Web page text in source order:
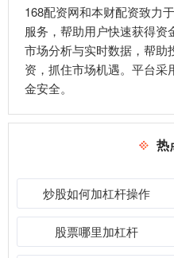
168配资网和本财配资致力
服务，帮助用户快速获得
市场分析与实时数据，帮助
资，抓住市场机遇。平台采
金安全。
热
炒股如何加杠杆操作
股票哪里加杠杆